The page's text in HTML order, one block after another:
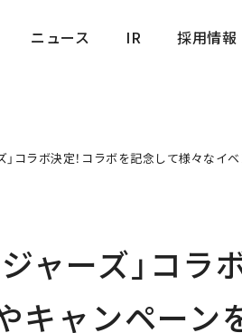
ニュース
IR
採用情報
コラボ決定！コラボを記念して様々なイ
ーズ」コラ
キャンペーン